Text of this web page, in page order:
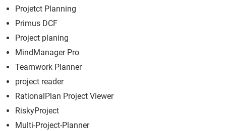
Projetct Planning
Primus DCF
Project planing
MindManager Pro
Teamwork Planner
project reader
RationalPlan Project Viewer
RiskyProject
Multi-Project-Planner